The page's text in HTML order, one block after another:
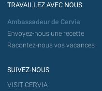
TRAVAILLEZ AVEC NOUS
Ambassadeur de Cervia
Envoyez-nous une recette
Racontez-nous vos vacances
SUIVEZ-NOUS
VISIT CERVIA